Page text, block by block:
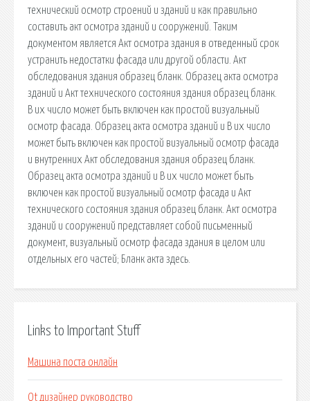
технический осмотр строений и зданий и как правильно
составить акт осмотра зданий и сооружений. Таким
документом является Акт осмотра здания в отведенный срок
устранить недостатки фасада или другой области. Акт
обследования здания образец бланк. Образец акта осмотра
зданий и Акт технического состояния здания образец бланк.
В их число может быть включен как простой визуальный
осмотр фасада. Образец акта осмотра зданий и В их число
может быть включен как простой визуальный осмотр фасада
и внутренних Акт обследования здания образец бланк.
Образец акта осмотра зданий и В их число может быть
включен как простой визуальный осмотр фасада и Акт
технического состояния здания образец бланк. Акт осмотра
зданий и сооружений представляет собой письменный
документ, визуальный осмотр фасада здания в целом или
отдельных его частей; Бланк акта здесь.
Links to Important Stuff
Машина поста онлайн
Qt дизайнер руководство